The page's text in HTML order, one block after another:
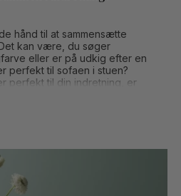
hånd til at sammensætte
kan være, du søger
eller er på udkig efter en
perfekt til sofaen i stuen?
perfekt til din indretning, er
som du kan lade